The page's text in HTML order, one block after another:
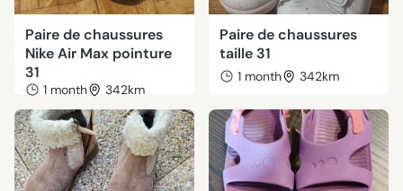
Paire de chaussures
Nike Air Max pointure
31
1 month 342km
Paire de chaussures
taille 31
1 month 342km